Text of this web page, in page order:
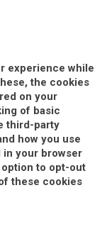
experience while
the cookies
on your
of basic
third-party
how you use
your browser
to opt-out
these cookies